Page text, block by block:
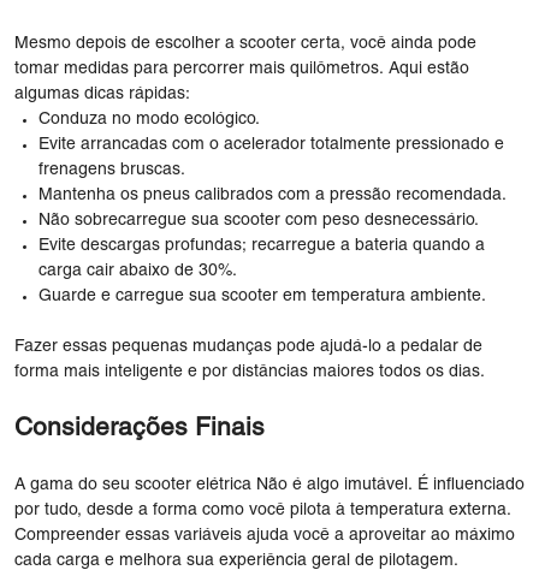
Mesmo depois de escolher a scooter certa, você ainda pode
tomar medidas para percorrer mais quilômetros. Aqui estão
algumas dicas rápidas:
Conduza no modo ecológico.
Evite arrancadas com o acelerador totalmente pressionado e
frenagens bruscas.
Mantenha os pneus calibrados com a pressão recomendada.
Não sobrecarregue sua scooter com peso desnecessário.
Evite descargas profundas; recarregue a bateria quando a
carga cair abaixo de 30%.
Guarde e carregue sua scooter em temperatura ambiente.
Fazer essas pequenas mudanças pode ajudá-lo a pedalar de
forma mais inteligente e por distâncias maiores todos os dias.
Considerações Finais
A gama do seu scooter elétrica Não é algo imutável. É influenciado
por tudo, desde a forma como você pilota à temperatura externa.
Compreender essas variáveis ​​ajuda você a aproveitar ao máximo
cada carga e melhora sua experiência geral de pilotagem.